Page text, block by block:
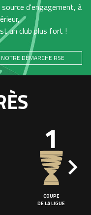
d'engagement, à
un club plus fort !
DÉMARCHE RSE
1
COUPE
DE LA LIGUE